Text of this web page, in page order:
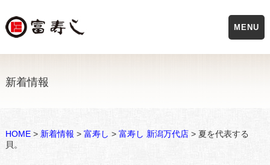
新着情報
HOME> 新着情報 > 富寿し > 富寿し 新潟万代店> 夏を代表する
貝。
MENU